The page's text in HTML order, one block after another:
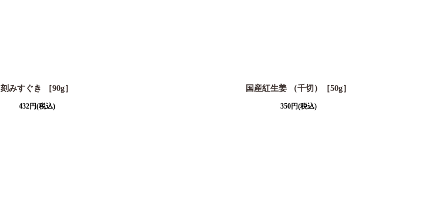
刻みすぐき ［90g］
432円(税込)
国産紅生姜 （千切）［50g］
350円(税込)